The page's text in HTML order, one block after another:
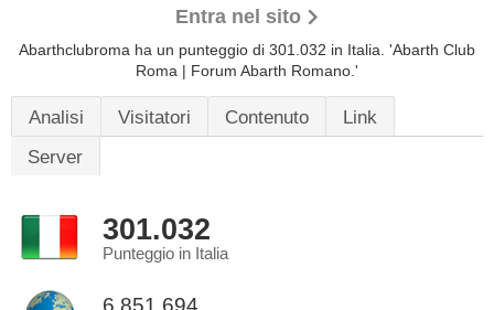
Entra nel sito
Abarthclubroma ha un punteggio di 301.032 in Italia. 'Abarth Club
Roma | Forum Abarth Romano.'
Analisi Visitatori Contenuto
Link
Server
301.032
Punteggio in Italia
6.851.694